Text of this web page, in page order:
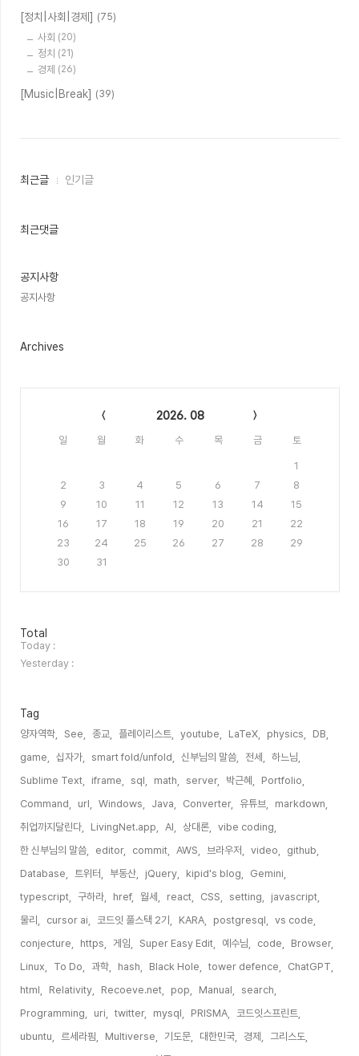
[정치|사회|경제] (75)
사회 (20)
정치 (21)
경제 (26)
[Music|Break] (39)
최
근
인
최근글 인기글
최근댓글
공지사항
공지사항
Archives
2026. 08
일 월 화 수 목 금 토
1
2
3 4 5 6 7
8
9
10 11 12 13 14
15
16
17 18 19 20 21
22
23
24 25 26 27 28
29
30
31
방
문
자
수
Total
Today :
Yesterday :
Tag
양자역학, See, 종교, 플레이리스트, youtube, LaTeX, physics,
DB,
game,
십자가, smart fold/unfold, 신부님의 말씀, 전세,
하느님,
Sublime Text,
iframe, sql, math, server, 박근혜,
Portfolio,
Command,
url, Windows, Java, Converter, 유튜브,
markdown,
취업까지달린다,
LivingNet.app, AI, 상대론,
vibe coding,
한 신부님의 말씀,
editor, commit, AWS, 브라우저, video,
github,
Database,
트위터, 부동산, jQuery, kipid's blog,
Gemini,
typescript,
구하라, href, 월세, react, CSS, setting,
javascript,
물리,
cursor ai, 코드잇 풀스택 2기, KARA, postgresql,
vs code,
conjecture,
https, 게임, Super Easy Edit, 예수님, code,
Browser,
Linux,
To Do, 과학, hash, Black Hole, tower defence,
ChatGPT,
html,
Relativity, Recoeve.net, pop, Manual,
search,
Programming,
uri, twitter, mysql, PRISMA,
코드잇스프린트,
ubuntu,
르세라핌, Multiverse, 기도문, 대한민국, 경제,
그리스도,